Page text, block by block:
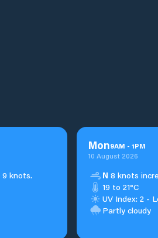
9 knots.
Mon9AM - 1PM
10 August 2026
N 8 knots
19 to 21°C
UV Index: 2 -
Partly cloudy